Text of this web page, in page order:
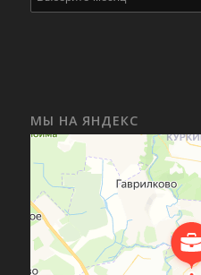
МЫ НА ЯНДЕКС